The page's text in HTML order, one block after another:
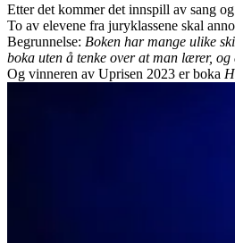
Etter det kommer det innspill av sang
To av elevene fra juryklassene skal
Begrunnelse: Boken har mange ulike
boka uten å tenke over at man lærer,
Og vinneren av Uprisen 2023 er boka